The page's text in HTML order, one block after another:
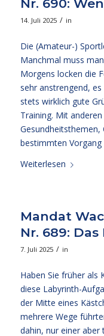
Nr. 690:
14. Juli 2025 / in
Die (Amateur-)
Manchmal muss
Morgens locken die
sehr anstrengend,
stets wirklich gute
Training. Mit
bestimmten
Weiterlesen
Mandat
Nr. 689:
7. Juli 2025 / in
Haben Sie früher als
diese Labyrinth-
der Mitte eines
mehrere Wege
dahin, nur einer aber